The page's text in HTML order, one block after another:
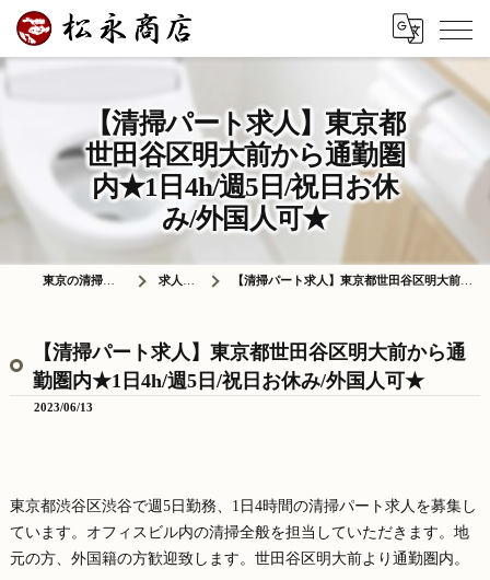
【清掃パート求人】東京都
世田谷区明大前から通勤圏
内★1日4h/週5日/祝日お休
み/外国人可★
東京の清掃は株式会社松永商店 求人情報ブログ 【清掃パート求人】東京都世田谷区明大前から通勤圏内★1日4h/週5日/祝日お休み/外国人可★
【清掃パート求人】東京都世田谷区明大前から通
勤圏内★1日4h/週5日/祝日お休み/外国人可★
2023/06/13
東京都渋谷区渋谷で週5日勤務、1日4時間の清掃パート求人を募集し
ています。オフィスビル内の清掃全般を担当していただきます。地
元の方、外国籍の方歓迎致します。世田谷区明大前より通勤圏内。